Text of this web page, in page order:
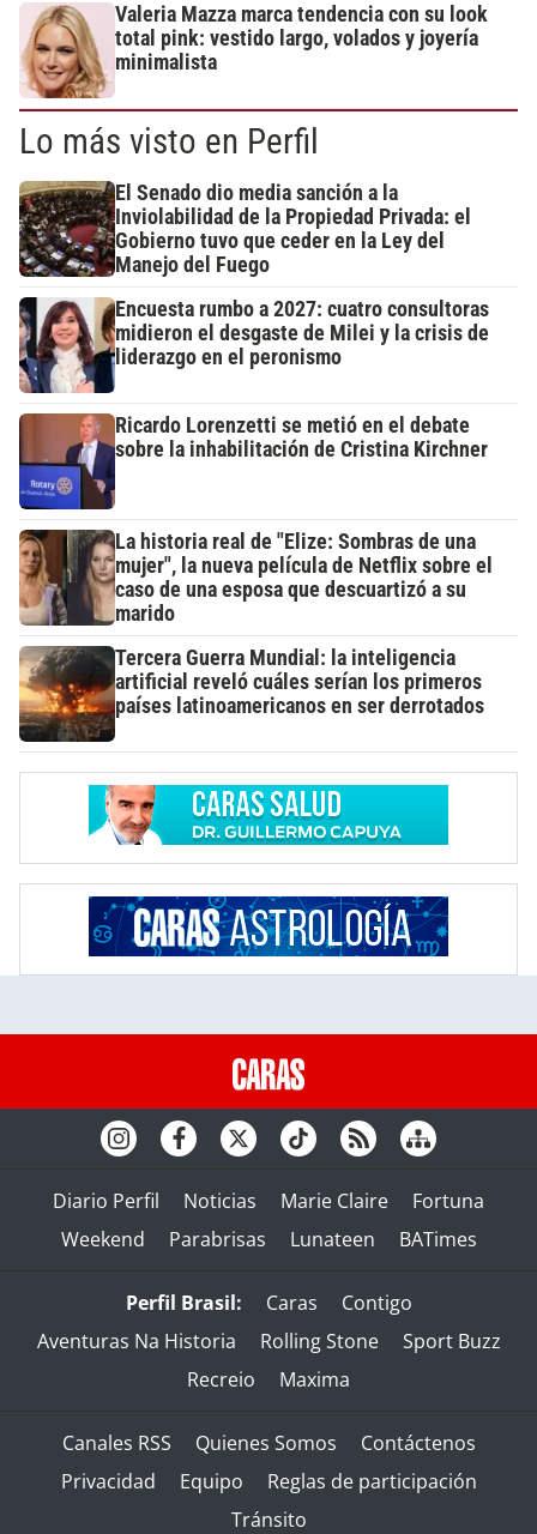
Valeria Mazza marca tendencia con su look
total pink: vestido largo, volados y joyería
minimalista
Lo más visto en Perfil
El Senado dio media sanción a la
Inviolabilidad de la Propiedad Privada: el
Gobierno tuvo que ceder en la Ley del
Manejo del Fuego
Encuesta rumbo a 2027: cuatro consultoras
midieron el desgaste de Milei y la crisis de
liderazgo en el peronismo
Ricardo Lorenzetti se metió en el debate
sobre la inhabilitación de Cristina Kirchner
La historia real de "Elize: Sombras de una
mujer", la nueva película de Netflix sobre el
caso de una esposa que descuartizó a su
marido
Tercera Guerra Mundial: la inteligencia
artificial reveló cuáles serían los primeros
países latinoamericanos en ser derrotados
Diario Perfil Noticias Marie Claire
Fortuna
Weekend
Parabrisas Lunateen BATimes
Perfil Brasil: Caras
Contigo
Aventuras Na Historia
Rolling Stone
Sport Buzz
Recreio
Maxima
Canales RSS Quienes Somos
Contáctenos
Privacidad
Equipo
Reglas de participación
Tránsito